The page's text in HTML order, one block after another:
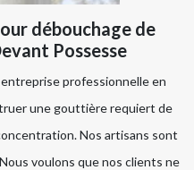
débouchage de
Possesse
professionnelle en
une gouttière requiert de
Nos artisans sont
voulons que nos clients ne